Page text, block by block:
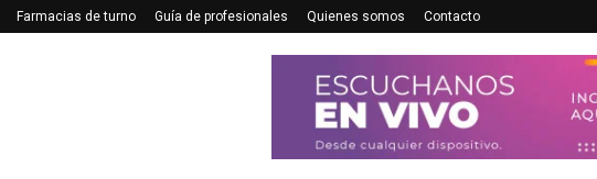
Farmacias de turno Guía de profesionales Quienes somos Contacto